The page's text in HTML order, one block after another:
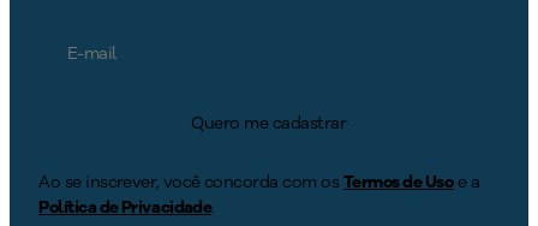
Quero me cadastrar
Ao se inscrever, você concorda com osTermos de Usoe a
Política de Privacidade.